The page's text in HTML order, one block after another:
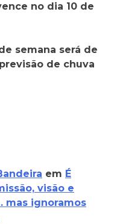
no dia 10 de
semana será de
de chuva
em É
visão e
mas ignoramos